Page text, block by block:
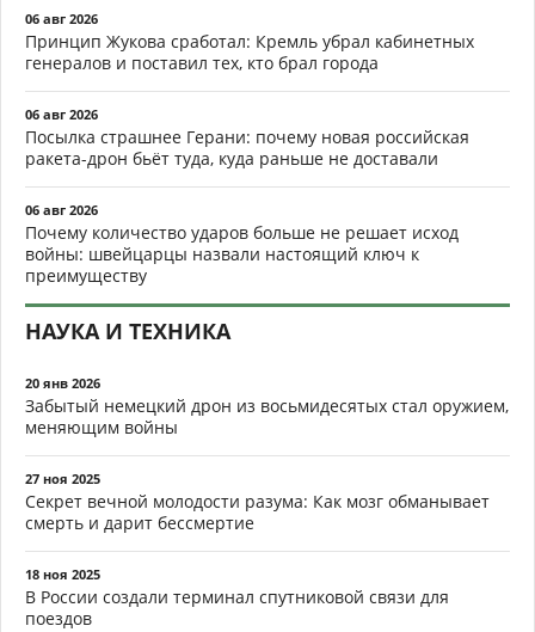
06 авг 2026
Принцип Жукова сработал: Кремль убрал кабинетных
генералов и поставил тех, кто брал города
06 авг 2026
Посылка страшнее Герани: почему новая российская
ракета-дрон бьёт туда, куда раньше не доставали
06 авг 2026
Почему количество ударов больше не решает исход
войны: швейцарцы назвали настоящий ключ к
преимуществу
НАУКА И ТЕХНИКА
20 янв 2026
Забытый немецкий дрон из восьмидесятых стал оружием,
меняющим войны
27 ноя 2025
Секрет вечной молодости разума: Как мозг обманывает
смерть и дарит бессмертие
18 ноя 2025
В России создали терминал спутниковой связи для
поездов